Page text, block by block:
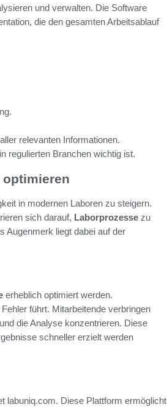
und verwalten. Die Software
die den gesamten Arbeitsablauf
relevanten Informationen.
regulierten Branchen wichtig ist.
optimieren
in modernen Laboren zu steigern.
sich darauf, Laborprozesse zu
Augenmerk liegt dabei auf der
erheblich optimiert werden.
führt. Mitarbeitende verbringen
die Analyse konzentrieren. Diese
schneller erzielt werden
labuniq.com. Diese Plattform ermöglicht